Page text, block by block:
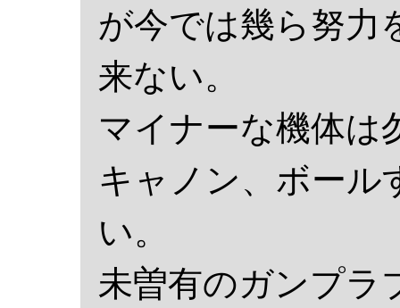
が今では幾ら努力
来ない。
マイナーな機体は
キャノン、ボール
い。
未曽有のガンプラ